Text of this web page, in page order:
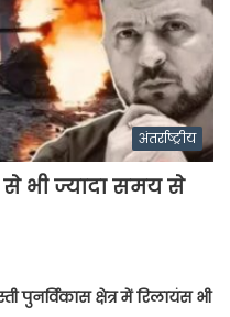
अंतर्राष्ट्रीय
भी ज्यादा समय से
पुनर्विकास क्षेत्र में रिलायंस भी